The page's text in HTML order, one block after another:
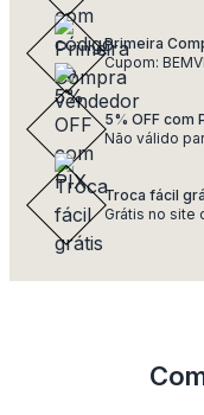
Primeira
Cupom:
5% OFF com
Não válido
Troca fácil
Grátis no site